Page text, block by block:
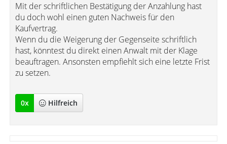
Mit der schriftlichen Bestätigung der Anzahlung hast
du doch wohl einen guten Nachweis für den
Kaufvertrag.
Wenn du die Weigerung der Gegenseite schriftlich
hast, könntest du direkt einen Anwalt mit der Klage
beauftragen. Ansonsten empfiehlt sich eine letzte Frist
zu setzen.
0x Hilfreich